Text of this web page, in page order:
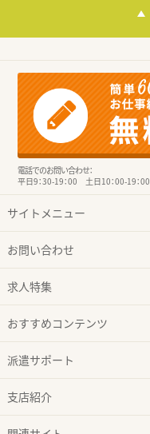
電話でのお問い合わせ：
平日9：30-19：00 土日10：00-19：00
サイトメニュー
お問い合わせ
求人特集
おすすめコンテンツ
派遣サポート
支店紹介